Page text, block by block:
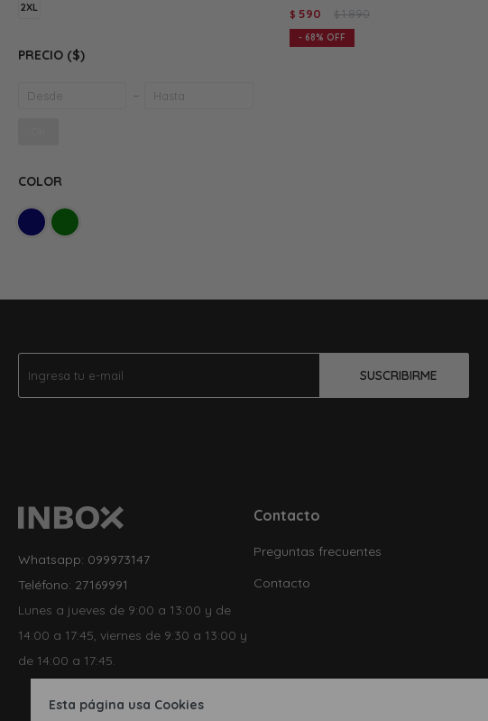
Esta página usa Cookies
$ 590 $ 1.890
68
2XL
PRECIO ($)
COLOR
SUSCRIBIRME
Whatsapp: 099973147
Teléfono: 27169991
Lunes a jueves de 9:00 a 13:00 y de
14:00 a 17:45, viernes de 9:30 a 13:00 y
de 14:00 a 17:45.
Contacto
Preguntas frecuentes
Contacto